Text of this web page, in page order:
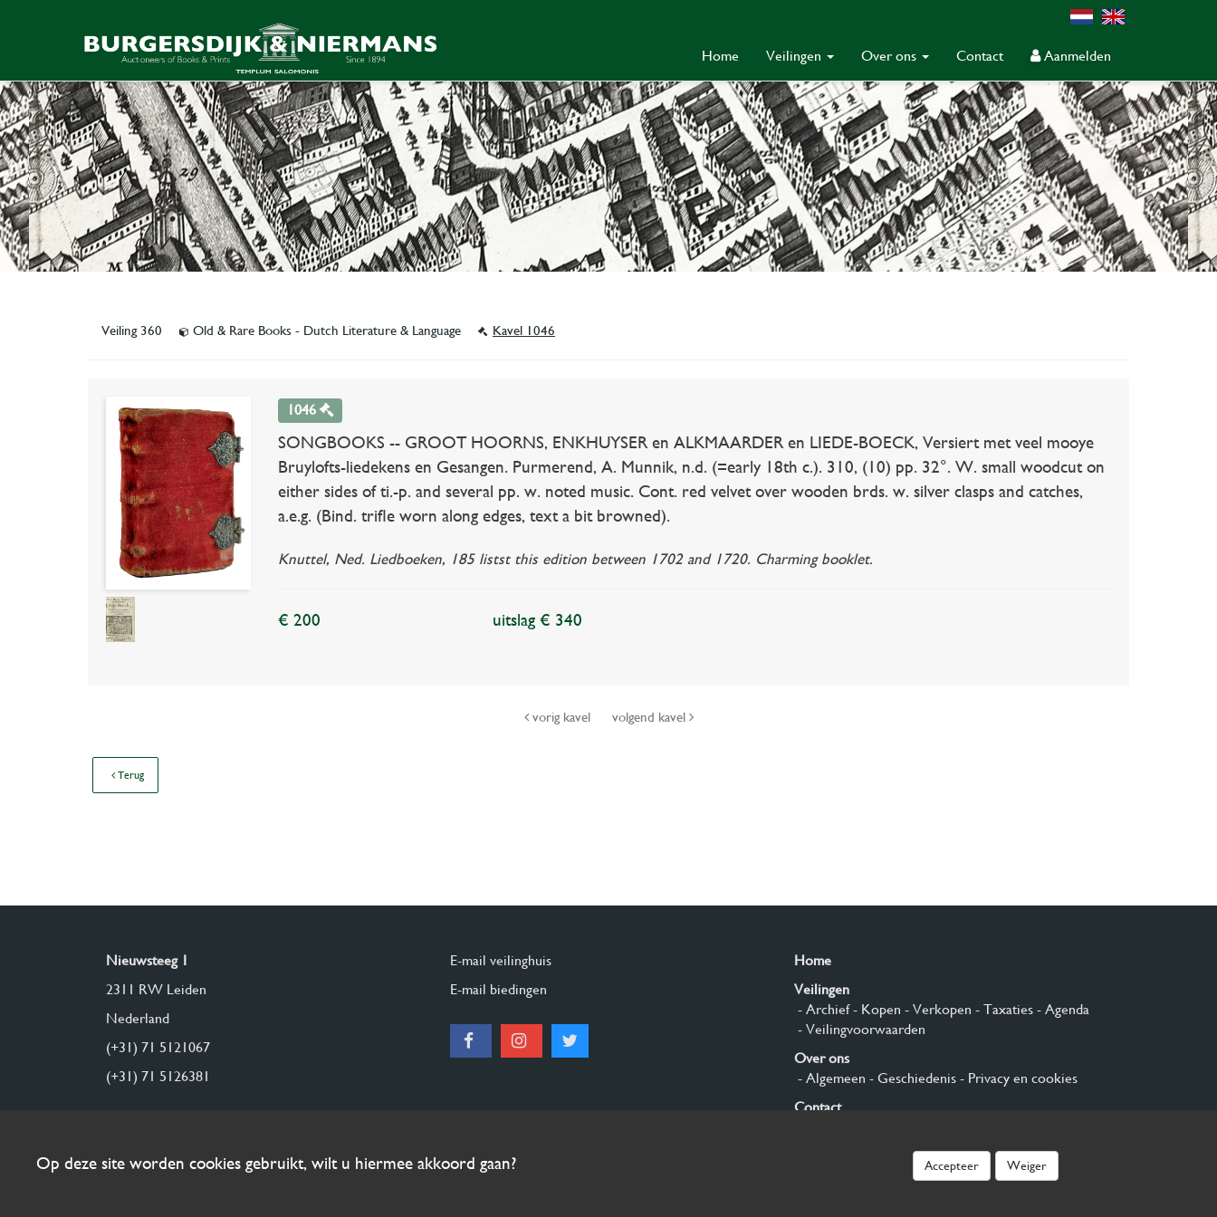
Home Veilingen Over ons Contact Aanmelden
Veiling 360 Old & Rare Books - Dutch Literature & Language Kavel 1046
1046
SONGBOOKS -- GROOT HOORNS, ENKHUYSER en ALKMAARDER en LIEDE-BOECK, Versiert met veel mooye
Bruylofts-liedekens en Gesangen. Purmerend, A. Munnik, n.d. (=early 18th c.). 310, (10) pp. 32°. W. small woodcut on
either sides of ti.-p. and several pp. w. noted music. Cont. red velvet over wooden brds. w. silver clasps and catches,
a.e.g. (Bind. trifle worn along edges, text a bit browned).
Knuttel, Ned. Liedboeken, 185 listst this edition between 1702 and 1720. Charming booklet.
€ 200 uitslag € 340
vorig kavel volgend kavel
Terug
Nieuwsteeg 1
2311 RW Leiden
Nederland
(+31) 71 5121067
(+31) 71 5126381
E-mail veilinghuis
E-mail biedingen
Home
Veilingen
- Archief- Kopen - Verkopen - Taxaties- Agenda
- Veilingvoorwaarden
Over ons
- Algemeen - Geschiedenis- Privacy en cookies
Contact
Op deze site worden cookies gebruikt, wilt u hiermee akkoord gaan? Accepteer Weiger